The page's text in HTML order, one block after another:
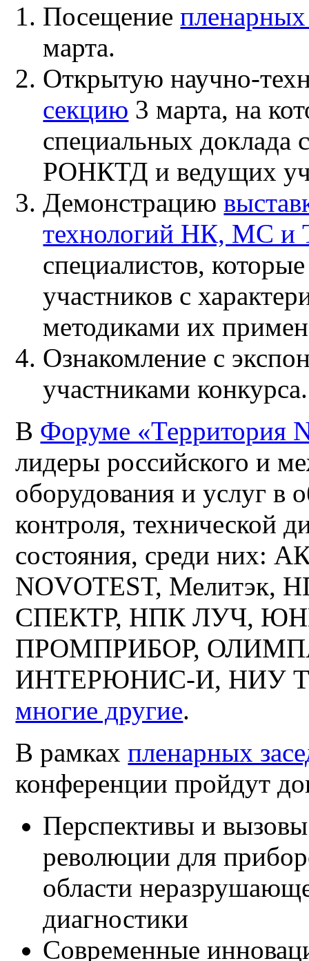
Посещениепленарных
марта.
Открытую научно-
секцию 3 марта, на
специальных доклада
РОНКТД и ведущих
Демонстрацию
технологий НК, МС и
специалистов,
участников с
методиками их
Ознакомление с
участниками конкурса.
В Форуме «Территория
лидеры российского и
оборудования и услуг в
контроля, технической
состояния, среди
NOVOTEST,
СПЕКТР, НПК ЛУЧ,
ПРОМПРИБОР,
ИНТЕРЮНИС-И, НИУ
многие другие.
В рамкахпленарных
конференции пройдут
Перспективы и
революции для
области
диагностики
Современные